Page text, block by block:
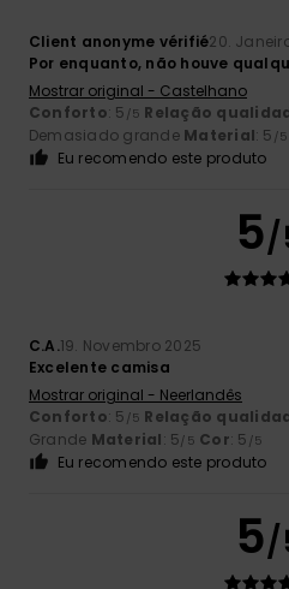
Client anonyme vérifié20.
Por enquanto, não houve
Mostrar original - Castelhano
Conforto: 5 /5 Relação
Demasiado grande Material: 5 /5
Eu recomendo este produto
5/
C.A.19. Novembro 2025
Excelente camisa
Mostrar original - Neerlandês
Conforto: 5 /5 Relação
Grande Material: 5/5 Cor: 5 /5
Eu recomendo este produto
5/